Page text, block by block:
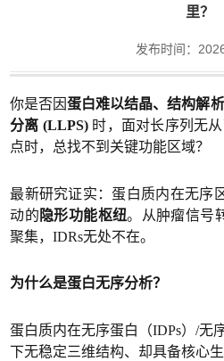
里？
发布时间：
你是否因蛋白难以结晶、结构解
分离 (LLPS) 时，面对长序列无
点时，总找不到关键功能区域？
最新研究证实：蛋白质内在无序
动的 隐形功能枢纽。从肿瘤信号
聚集，IDRs无处不在。
为什么是蛋白无序分析？
蛋白质内在无序蛋白（IDPs）/无
下无稳定三维结构、却具备核心